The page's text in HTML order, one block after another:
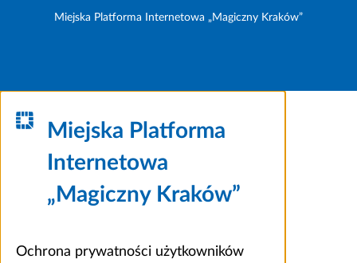
Miejska Platforma Internetowa „Magiczny Kraków”
Miejska Platforma
Internetowa
„Magiczny Kraków”
Ochrona prywatności użytkowników